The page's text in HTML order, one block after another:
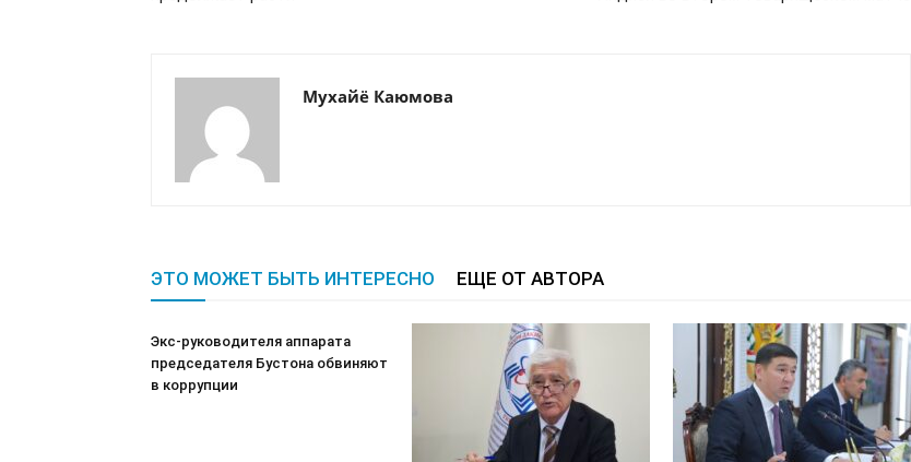
Мухайё Каюмова
ЭТО МОЖЕТ БЫТЬ ИНТЕРЕСНО ЕЩЕ ОТ АВТОРА
Экс-руководителя аппарата
председателя Бустона обвиняют
в коррупции